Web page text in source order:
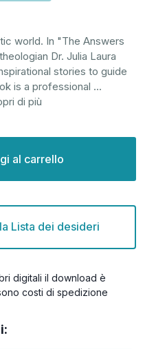
world. In "The Answers
Dr. Julia Laura
stories to guide
is a professional ...
di più
Lista dei desideri
digitali il download è
costi di spedizione